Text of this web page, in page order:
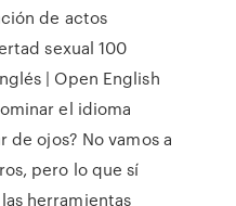
de actos
sexual 100
| Open English
el idioma
ojos? No vamos a
pero lo que sí
herramientas